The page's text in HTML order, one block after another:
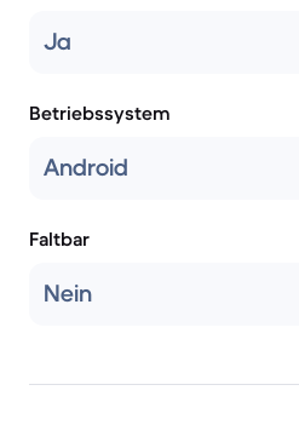
Ja
Betriebssystem
Android
Faltbar
Nein